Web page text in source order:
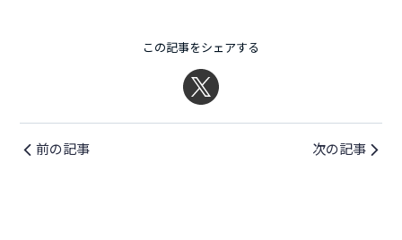
この記事をシェアする
前の記事 次の記事